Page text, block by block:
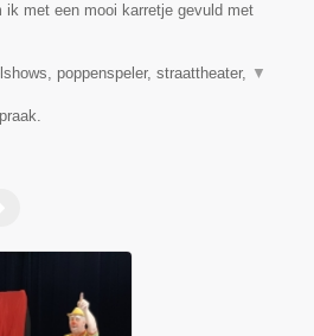
ik met een mooi karretje gevuld met
poppenspeler, straattheater, ▼